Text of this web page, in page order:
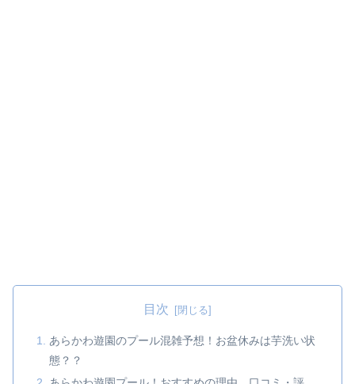
目次
あらかわ遊園のプール混雑予想！お盆休みは芋洗い状
態？？